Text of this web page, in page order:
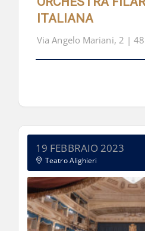
ITALIANA
Via Angelo Mariani, 2 |
19 FEBBRAIO 2023
Teatro Alighieri